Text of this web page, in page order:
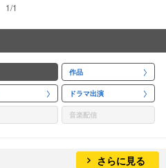
1/1
作品
ドラマ出演
音楽配信
さらに見る